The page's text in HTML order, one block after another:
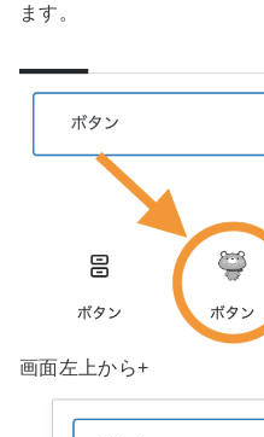
ます。
画面左上から+